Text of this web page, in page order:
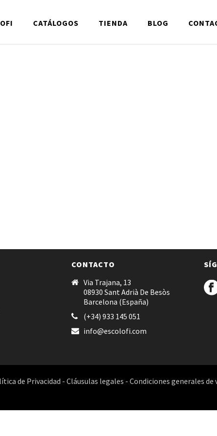
CATÁLOGOS TIENDA BLOG
CONTACTO
Via Trajana, 13
08930 Sant Adrià De Besòs
Barcelona (España)
(+34) 933 145 051
info@escolofi.com
de Privacidad - Cláusulas legales - Condiciones generales de